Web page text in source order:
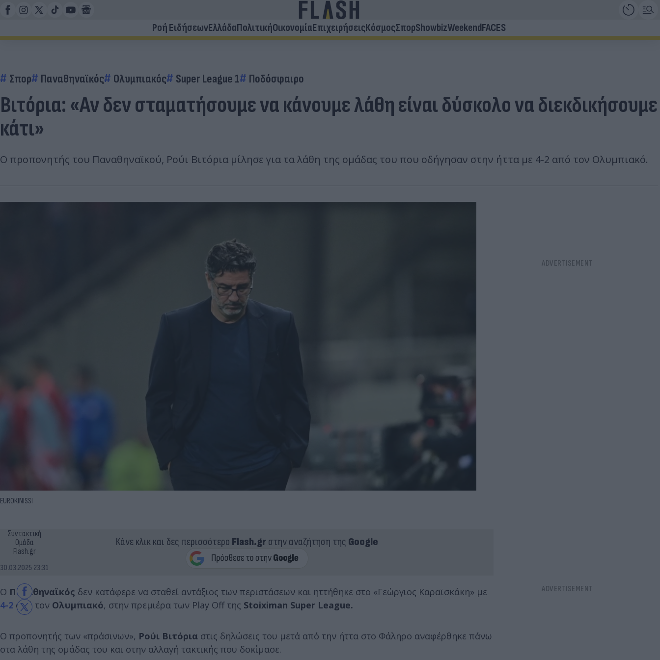
Ροή ΕιδήσεωνΕλλάδαΠολιτικήΟικονομίαΕπιχειρήσειςΚόσμοςΣπορShowbizWeekendFACES
Σπορ Παναθηναϊκός Ολυμπιακός Super League 1 Ποδόσφαιρο
Βιτόρια: «Αν δεν σταματήσουμε να κάνουμε λάθη είναι δύσκολο να διεκδικήσουμε
κάτι»
Ο προπονητής του Παναθηναϊκού, Ρούι Βιτόρια μίλησε για τα λάθη της ομάδας του που οδήγησαν στην ήττα με 4-2 από τον Ολυμπιακό.
EUROKINISSI
Συντακτική
Ομάδα
Flash.gr
30.03.2025 23:31
Κάνε κλικ και δες περισσότερο Flash.grστην αναζήτηση της Google
Ο Παναθηναϊκός δεν κατάφερε να σταθεί αντάξιος των περιστάσεων και ηττήθηκε στο «Γεώργιος Καραϊσκάκη» με
4-2 από τον Ολυμπιακό, στην πρεμιέρα των Play Off της Stoiximan Super League.
Ο προπονητής των «πράσινων», Ρούι Βιτόρια στις δηλώσεις του μετά από την ήττα στο Φάληρο αναφέρθηκε πάνω
στα λάθη της ομάδας του και στην αλλαγή τακτικής που δοκίμασε.